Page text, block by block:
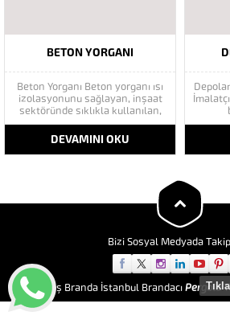
BETON YORGANI
Beton Yorganı Beton yorganı ısı
izolasyonunu sağlayan, inşaat
sektöründe sıklıkla kullanılan,
kışın kötü hava koşullarında
beton kurutma görevi gören bir
malzemedir. Asıl görevi ısı
izolasyonunu sağlamak ve
sektöründe duvarlar...
DEVAMINI OKU
Bizi Sosyal Medyada
Göktaş Branda İstanbul Brandacı Pergola